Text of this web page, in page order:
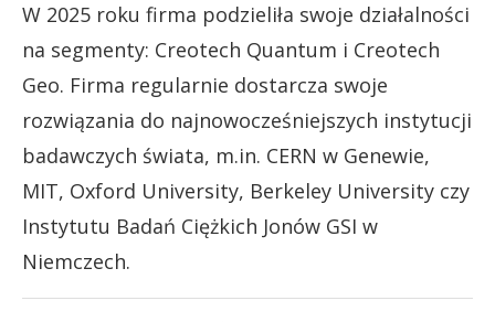
W 2025 roku firma podzieliła swoje działalności
na segmenty: Creotech Quantum i Creotech
Geo. Firma regularnie dostarcza swoje
rozwiązania do najnowocześniejszych instytucji
badawczych świata, m.in. CERN w Genewie,
MIT, Oxford University, Berkeley University czy
Instytutu Badań Ciężkich Jonów GSI w
Niemczech.